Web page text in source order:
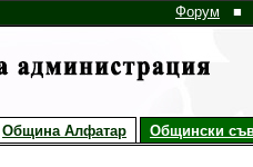
Форум ■
Община Алфатар Общински